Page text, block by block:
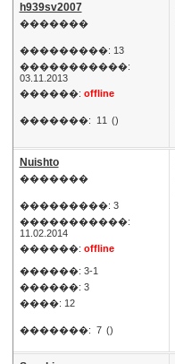
h939sv2007
�������
���������: 13
�����������:
03.11.2013
������: offline
�������: 11 ()
Nuishto
�������
���������: 3
�����������:
11.02.2014
������: offline
������: 3-1
������: 3
����: 12
�������: 7 ()